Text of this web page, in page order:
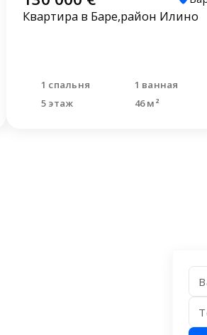
Квартира в Баре,район Илино
1 спальня
1 ванная
5 этаж
46 м²